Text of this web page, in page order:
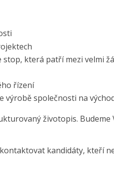
která patří mezi velmi
řízení
výrobě společnosti na
životopis. Budeme
kandidáty, kteří